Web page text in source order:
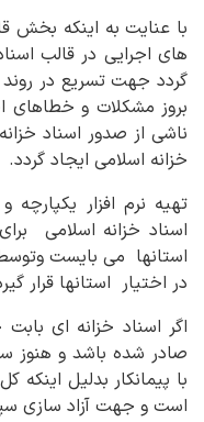
با عنایت به اینکه بخش
های اجرایی در قالب
گردد جهت تسریع در روند
بروز مشکلات و
ناشی از صدور اسناد
خزانه اسلامی ایجاد گردد.
تهیه نرم افزار
اسناد خزانه اسلامی
استانها می بایست وتوسط
در اختیار استانها قرار
اگر اسناد خزانه ای
صادر شده باشد و هنوز
با پیمانکار بدلیل
است و جهت آزاد سازی